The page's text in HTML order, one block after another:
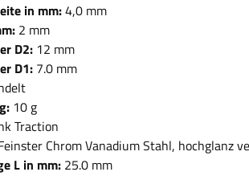
in mm:4,0 mm
2 mm
D2: 12 mm
D1: 7.0 mm
10 g
Traction
Chrom Vanadium Stahl, hochglanz
L in mm: 25.0 mm